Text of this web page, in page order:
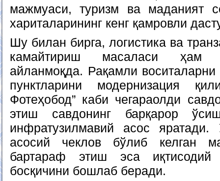
мажмуаси, туризм ва маданият
хариталарининг кенг қамровли
Шу билан бирга, логистика ва
камайтириш масаласи ҳам
айланмоқда. Рақамли
пунктларини модернизация
Фотеҳобод” каби чегараолди
этиш савдонинг барқарор
инфратузилмавий асос яратади.
асосий чеклов бўлиб келган
бартараф этиш эса иқтисодий
босқичини бошлаб беради.